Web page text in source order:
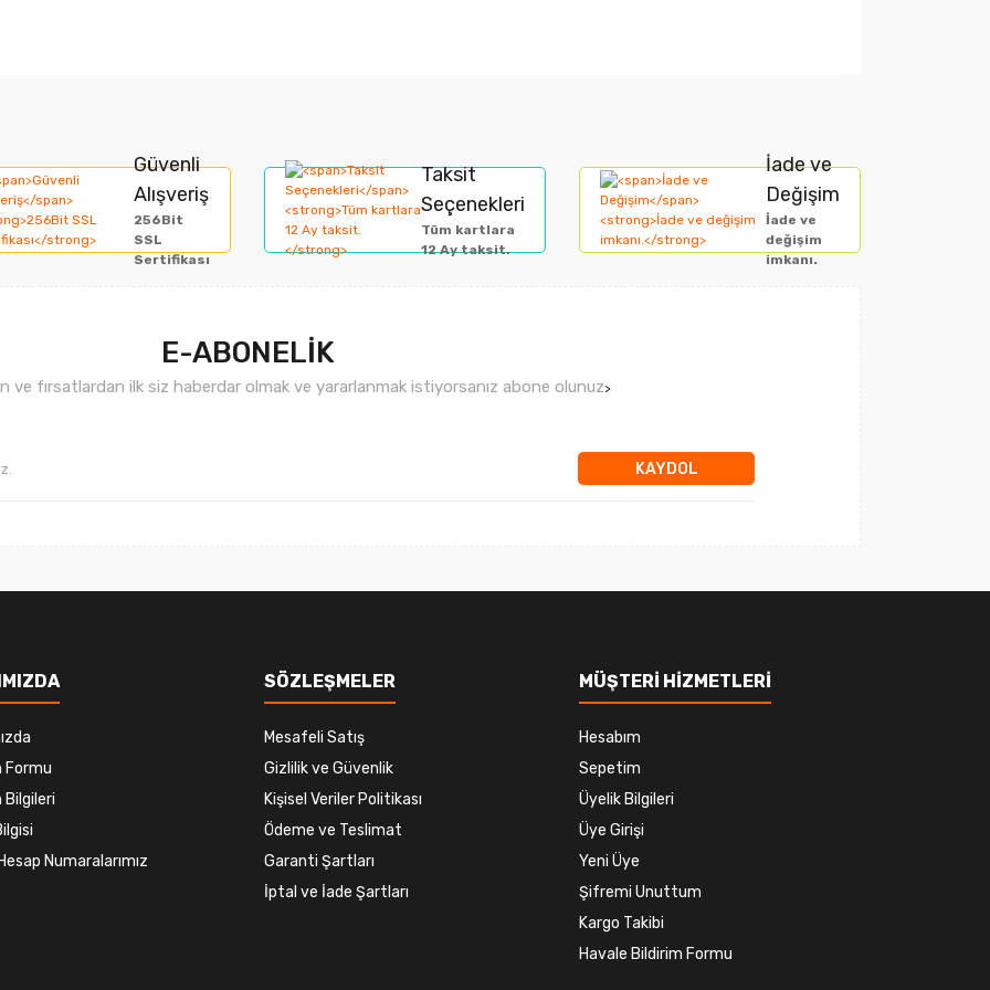
Bu ürüne ilk yorumu siz yapın!
Güvenli
Alışveriş
256Bit
SSL
Sertifikası
Taksit
Seçenekleri
Tüm kartlara
12 Ay taksit.
İade ve
Değişim
İade ve
değişim
imkanı.
E-ABONELİK
ve fırsatlardan ilk siz haberdar olmak ve yararlanmak istiyorsanız abone olunuz>
KAYDOL
Formu
Numaralarımız
SÖZLEŞMELER
Mesafeli Satış
Gizlilik ve Güvenlik
Kişisel Veriler Politikası
Ödeme ve Teslimat
Garanti Şartları
İptal ve İade Şartları
MÜŞTERİ HİZMETLERİ
Hesabım
Sepetim
Üyelik Bilgileri
Üye Girişi
Yeni Üye
Şifremi Unuttum
Kargo Takibi
Havale Bildirim Formu